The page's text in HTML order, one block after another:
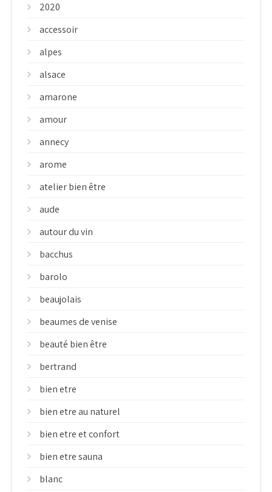
2020
accessoir
alpes
alsace
amarone
amour
annecy
arome
atelier bien être
aude
autour du vin
bacchus
barolo
beaujolais
beaumes de venise
beauté bien être
bertrand
bien etre
bien etre au naturel
bien etre et confort
bien etre sauna
blanc